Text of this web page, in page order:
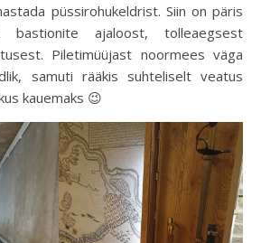
püssirohukeldrist. Siin on päris
bastionite ajaloost, tolleaegsest
Piletimüüjast noormees väga
samuti rääkis suhteliselt veatus
kauemaks 😉